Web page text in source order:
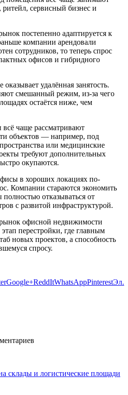
сервисный бизнес и
постепенно адаптируется к
компании арендовали
сотрудников, то теперь спрос
офисов и гибридного
удалённая занятость.
смешанный режим, из-за чего
остаётся ниже, чем
чаще рассматривают
объектов — например, под
или медицинские
требуют дополнительных
окупаются.
в хороших локациях по-
Компании стараются экономить
отказываться от
с развитой инфраструктурой.
офисной недвижимости
перестройки, где главным
новых проектов, а способность
спросу.
Google+ReddItWhatsAppPinterestЭл.
склады и логистические площади